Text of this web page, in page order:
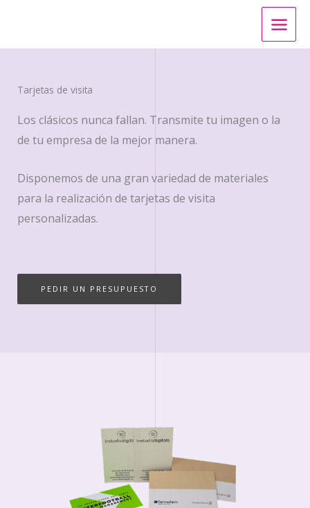
Tarjetas de visita ​
Los clásicos nunca fallan. Transmite tu imagen o la
de tu empresa de la mejor manera.
Disponemos de una gran variedad de materiales
para la realización de tarjetas de visita
personalizadas.
PEDIR UN PRESUPUESTO